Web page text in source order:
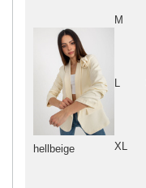
hellbeige
M
XL